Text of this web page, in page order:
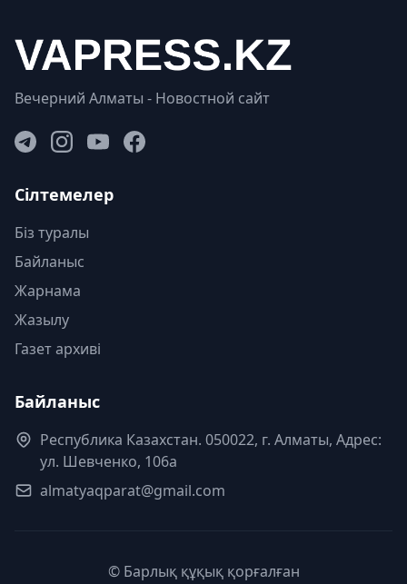
Вечерний Алматы - Новостной сайт
Сілтемелер
Біз туралы
Байланыс
Жарнама
Жазылу
Газет архиві
Байланыс
Республика Казахстан. 050022, г. Алматы, Адрес:
ул. Шевченко, 106а
almatyaqparat@gmail.com
© Барлық құқық қорғалған